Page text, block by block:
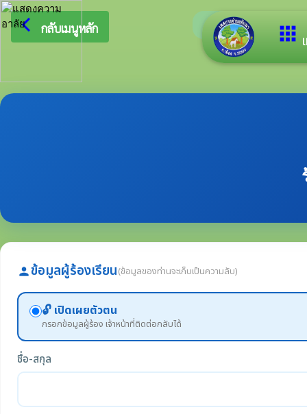
apps
arrow_back_ios กลับเมนูหลัก ยินดีต้อนรับสู่เว็
personข้อมูลผู้ร้องเรียน(ข้อมูลของท่านจะเก็บเป็นความลับ)
🔓 เปิดเผยตัวตน
กรอกข้อมูลผู้ร้อง เจ้าหน้าที่ติดต่อกลับได้
ชื่อ-สกุล